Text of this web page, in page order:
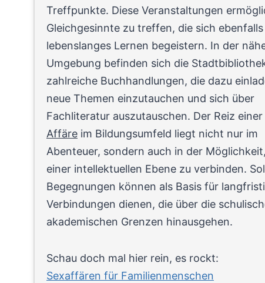
Treffpunkte. Diese Veranstaltungen
Gleichgesinnte zu treffen, die sich
lebenslanges Lernen begeistern. In der
Umgebung befinden sich die
zahlreiche Buchhandlungen, die dazu
neue Themen einzutauchen und sich über
Fachliteratur auszutauschen. Der Reiz einer
Affäre im Bildungsumfeld liegt nicht nur im
Abenteuer, sondern auch in der
einer intellektuellen Ebene zu verbinden.
Begegnungen können als Basis für
Verbindungen dienen, die über die
akademischen Grenzen hinausgehen.
Schau doch mal hier rein, es rockt:
Sexaffären für Familienmenschen